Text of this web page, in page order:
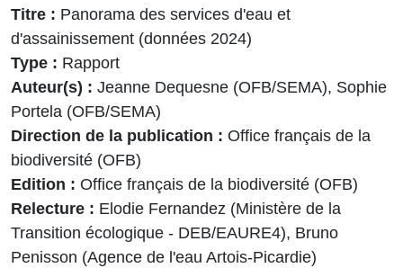
Titre
Panorama des services d'eau et
d'assainissement (données 2024)
Type
Rapport
Auteur(s)
Jeanne Dequesne (OFB/SEMA), Sophie
Portela (OFB/SEMA)
Direction de la publication
Office français de la
biodiversité (OFB)
Edition
Office français de la biodiversité (OFB)
Relecture
Elodie Fernandez (Ministère de la
Transition écologique - DEB/EAURE4), Bruno
Penisson (Agence de l'eau Artois-Picardie)